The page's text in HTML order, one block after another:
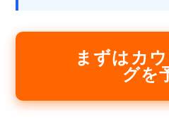
まずはカ
グを